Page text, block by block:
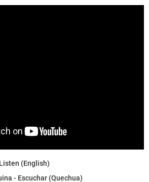
(English)
- Escuchar (Quechua)